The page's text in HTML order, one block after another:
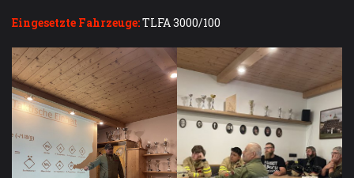
Eingesetzte Fahrzeuge:TLFA 3000/100